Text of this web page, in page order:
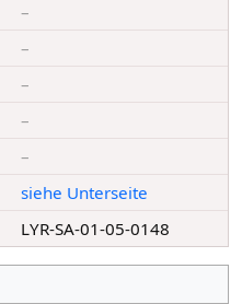
–
–
–
–
–
siehe Unterseite
LYR-SA-01-05-0148